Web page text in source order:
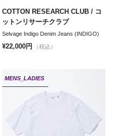
COTTON RESEARCH CLUB / コ
ットンリサーチクラブ
Selvage Indigo Denim Jeans (INDIGO)
¥22,000円 （税込）
MENS_LADIES